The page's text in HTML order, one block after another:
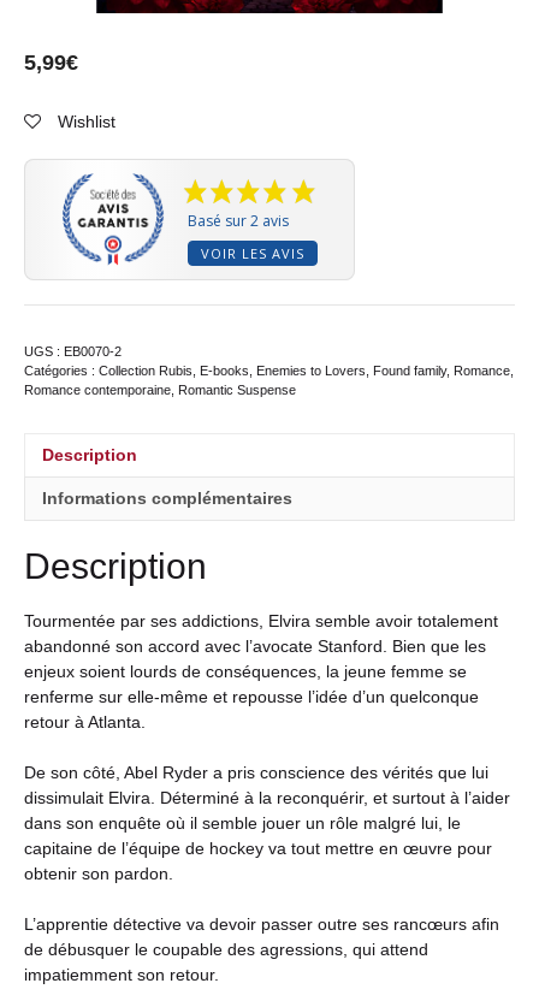
5,99€
Wishlist
Basé sur 2 avis
VOIR LES AVIS
UGS : EB0070-2
Catégories : Collection Rubis E-books Enemies to Lovers Found family, Romance
Romance contemporaine
Romantic Suspense
Description
Informations complémentaires
Description
Tourmentée par ses addictions, Elvira semble avoir totalement
abandonné son accord avec l’avocate Stanford. Bien que les
enjeux soient lourds de conséquences, la jeune femme se
renferme sur elle-même et repousse l’idée d’un quelconque
retour à Atlanta.
De son côté, Abel Ryder a pris conscience des vérités que lui
dissimulait Elvira. Déterminé à la reconquérir, et surtout à l’aider
dans son enquête où il semble jouer un rôle malgré lui, le
capitaine de l’équipe de hockey va tout mettre en œuvre pour
obtenir son pardon.
L’apprentie détective va devoir passer outre ses rancœurs afin
de débusquer le coupable des agressions, qui attend
impatiemment son retour.